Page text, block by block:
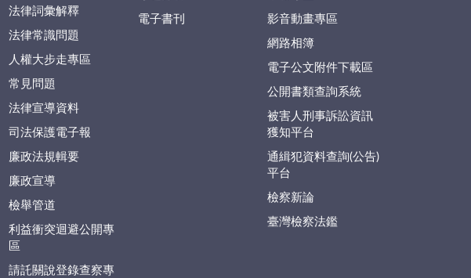
法律詞彙解釋
法律常識問題
人權大步走專區
常見問題
法律宣導資料
司法保護電子報
廉政法規輯要
廉政宣導
檢舉管道
利益衝突迴避公開專
區
請託關說登錄查察專
電子書刊 影音動畫專區
網路相簿
電子公文附件下載區
公開書類查詢系統
被害人刑事訴訟資訊
獲知平台
通緝犯資料查詢(公告)
平台
檢察新論
臺灣檢察法鑑